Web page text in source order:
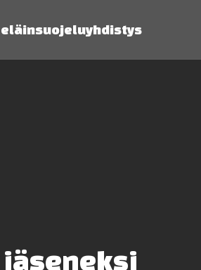
eläinsuojeluyhdistys